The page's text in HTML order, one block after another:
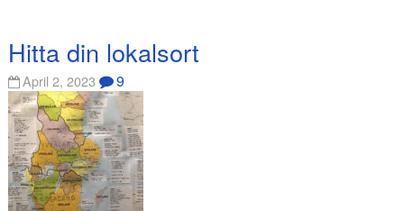
Hitta din lokalsort
April 2, 2023 9